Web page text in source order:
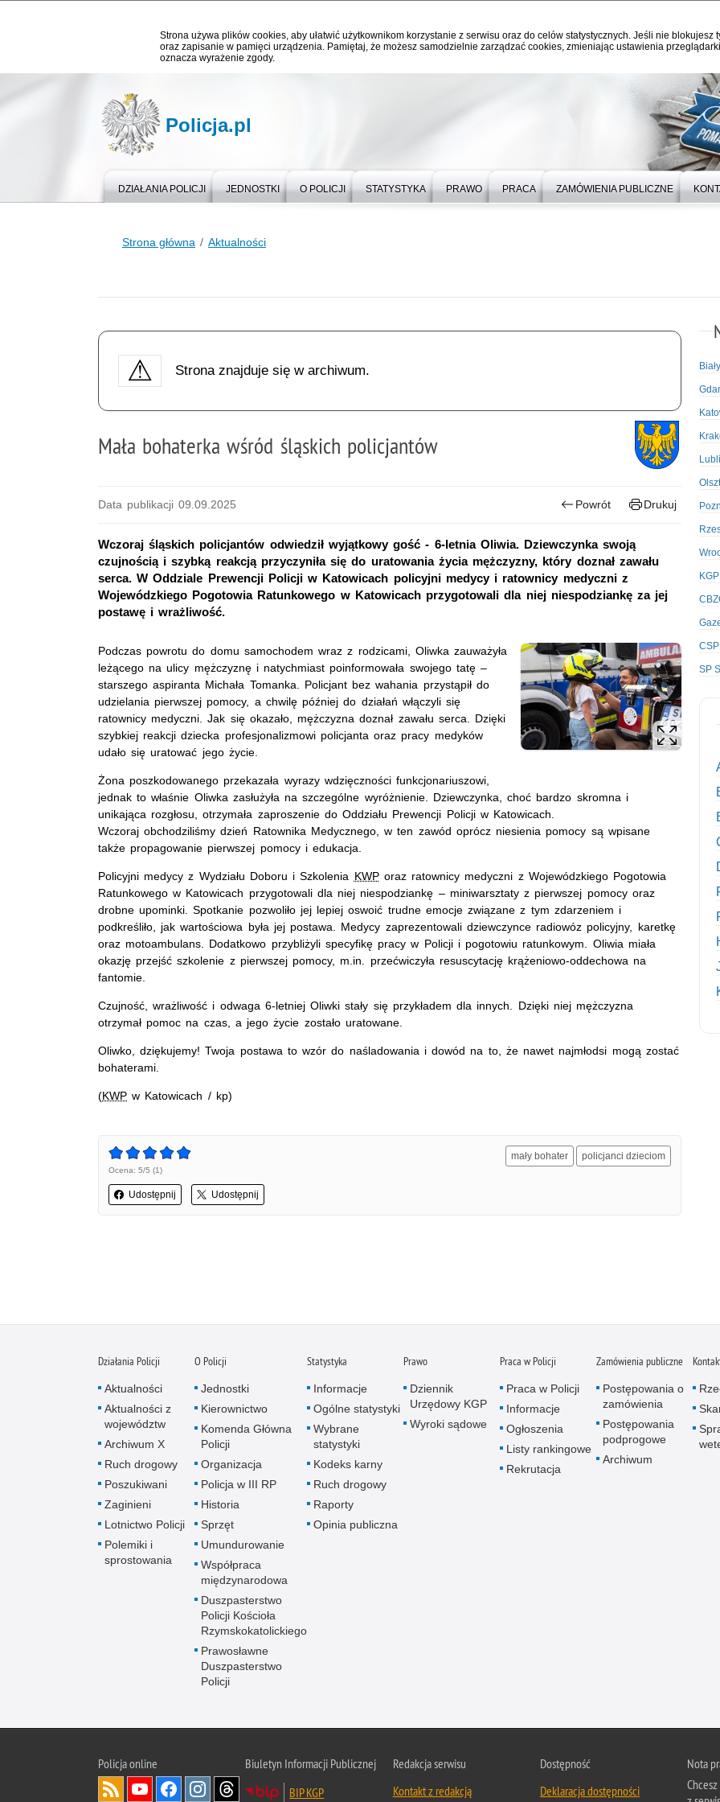
Strona używa plików cookies, aby ułatwić użytkownikom korzystanie z serwisu oraz do celów statystycznych. Jeśli nie blokujesz
oraz zapisanie w pamięci urządzenia. Pamiętaj, że możesz samodzielnie zarządzać cookies, zmieniając ustawienia
oznacza wyrażenie zgody.
Policja.pl
DZIAŁANIA POLICJI JEDNOSTKI O POLICJI STATYSTYKA PRAWO PRACA ZAMÓWIENIA PUBLICZNE
Strona główna Aktualności
Strona znajduje się w archiwum.
Mała bohaterka wśród śląskich policjantów
Data publikacji 09.09.2025 Powrót Drukuj
Wczoraj śląskich policjantów odwiedził wyjątkowy gość - 6-letnia Oliwia. Dziewczynka swoją
czujnością i szybką reakcją przyczyniła się do uratowania życia mężczyzny, który doznał zawału
serca. W Oddziale Prewencji Policji w Katowicach policyjni medycy i ratownicy medyczni z
Wojewódzkiego Pogotowia Ratunkowego w Katowicach przygotowali dla niej niespodziankę za jej
postawę i wrażliwość.
Podczas powrotu do domu samochodem wraz z rodzicami, Oliwka zauważyła
leżącego na ulicy mężczyznę i natychmiast poinformowała swojego tatę –
starszego aspiranta Michała Tomanka. Policjant bez wahania przystąpił do
udzielania pierwszej pomocy, a chwilę później do działań włączyli się
ratownicy medyczni. Jak się okazało, mężczyzna doznał zawału serca. Dzięki
szybkiej reakcji dziecka profesjonalizmowi policjanta oraz pracy medyków
udało się uratować jego życie.
Żona poszkodowanego przekazała wyrazy wdzięczności funkcjonariuszowi,
jednak to właśnie Oliwka zasłużyła na szczególne wyróżnienie. Dziewczynka, choć bardzo skromna i
unikająca rozgłosu, otrzymała zaproszenie do Oddziału Prewencji Policji w Katowicach.
Wczoraj obchodziliśmy dzień Ratownika Medycznego, w ten zawód oprócz niesienia pomocy są wpisane
także propagowanie pierwszej pomocy i edukacja.
Policyjni medycy z Wydziału Doboru i Szkolenia KWPoraz ratownicy medyczni z Wojewódzkiego Pogotowia
Ratunkowego w Katowicach przygotowali dla niej niespodziankę – miniwarsztaty z pierwszej pomocy oraz
drobne upominki. Spotkanie pozwoliło jej lepiej oswoić trudne emocje związane z tym zdarzeniem i
podkreśliło, jak wartościowa była jej postawa. Medycy zaprezentowali dziewczynce radiowóz policyjny, karetkę
oraz motoambulans. Dodatkowo przybliżyli specyfikę pracy w Policji i pogotowiu ratunkowym. Oliwia miała
okazję przejść szkolenie z pierwszej pomocy, m.in. przećwiczyła resuscytację krążeniowo-oddechowa na
fantomie.
Czujność, wrażliwość i odwaga 6-letniej Oliwki stały się przykładem dla innych. Dzięki niej mężczyzna
otrzymał pomoc na czas, a jego życie zostało uratowane.
Oliwko, dziękujemy! Twoja postawa to wzór do naśladowania i dowód na to, że nawet najmłodsi mogą zostać
bohaterami.
(KWP w Katowicach / kp)
Ocena: 5/5 (1)
Udostępnij Udostępnij
mały bohater policjanci dzieciom
KGP
SP
Działania Policji
Aktualności
Aktualności z
województw
Archiwum X
Ruch drogowy
Poszukiwani
Zaginieni
Lotnictwo Policji
Polemiki i
sprostowania
O Policji
Jednostki
Kierownictwo
Komenda Główna
Policji
Organizacja
Policja w III RP
Historia
Sprzęt
Umundurowanie
Współpraca
międzynarodowa
Duszpasterstwo
Policji Kościoła
Rzymskokatolickiego
Prawosławne
Duszpasterstwo
Policji
Statystyka
Informacje
Ogólne statystyki
Wybrane
statystyki
Kodeks karny
Ruch drogowy
Raporty
Opinia publiczna
Prawo
Dziennik
Urzędowy KGP
Wyroki sądowe
Praca w Policji
Praca w Policji
Informacje
Ogłoszenia
Listy rankingowe
Rekrutacja
Zamówienia publiczne
Postępowania o
zamówienia
Postępowania
podprogowe
Archiwum
Policjaonline
Biuletyn Informacji Publicznej
BIP KGP
Redakcja serwisu
Kontakt z redakcją
Dostępność
Deklaracja dostępności
Nota